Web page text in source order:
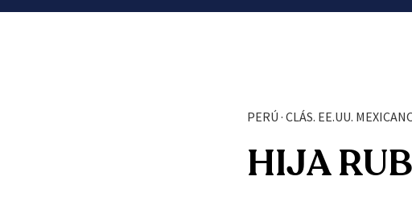
PERÚ · CLÁS. EE.UU.
HIJA